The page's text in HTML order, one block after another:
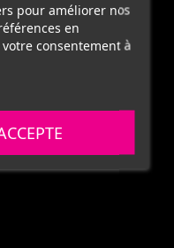
pour améliorer nos
en
consentement à